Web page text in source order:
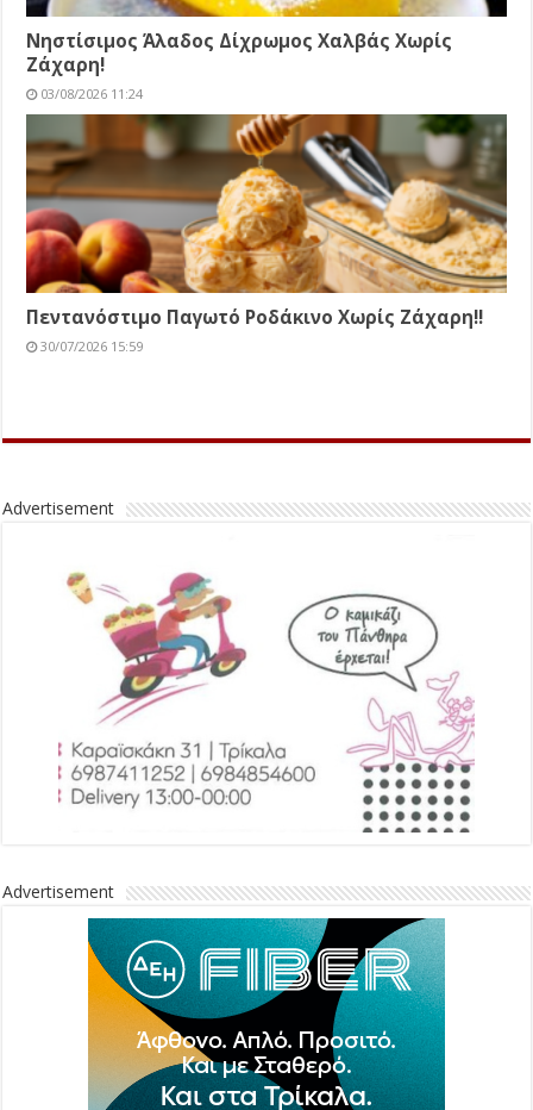
Νηστίσιμος Άλαδος Δίχρωμος Χαλβάς Χωρίς
Ζάχαρη!
03/08/2026 11:24
Πεντανόστιμο Παγωτό Ροδάκινο Χωρίς Ζάχαρη!!
30/07/2026 15:59
Advertisement
Advertisement